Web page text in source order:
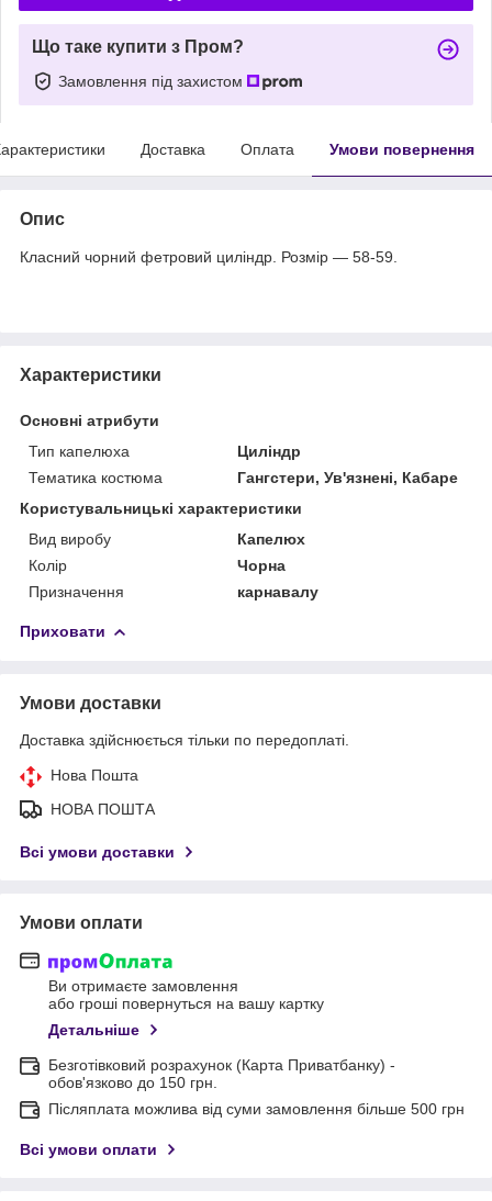
Що таке купити з Пром?
Замовлення під захистом
Доставка Оплата Умови повернення
Опис
Класний чорний фетровий циліндр. Розмір — 58-59.
Характеристики
Основні атрибути
Тип капелюха
Циліндр
Тематика костюма
Гангстери, Ув'язнені, Кабаре
Користувальницькі характеристики
Вид виробу
Капелюх
Колір
Чорна
Призначення
карнавалу
Приховати
Умови доставки
Доставка здійснюється тільки по передоплаті.
Нова Пошта
НОВА ПОШТА
Всі умови доставки
Умови оплати
Ви отримаєте замовлення
або гроші повернуться на вашу картку
Детальніше
Безготівковий розрахунок (Карта Приватбанку) -
обов'язково до 150 грн.
Післяплата можлива від суми замовлення більше 500 грн
Всі умови оплати